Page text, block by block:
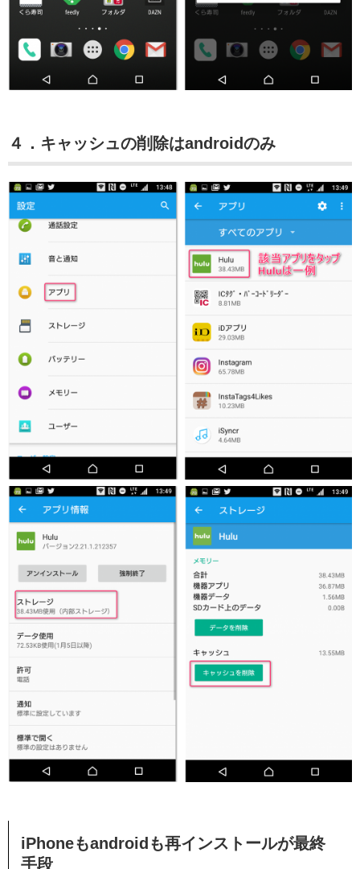
４．キャッシュの削除はandroidのみ
iPhoneもandroidも再インストールが最終
手段